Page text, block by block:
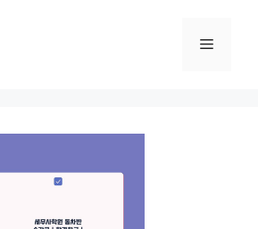
메